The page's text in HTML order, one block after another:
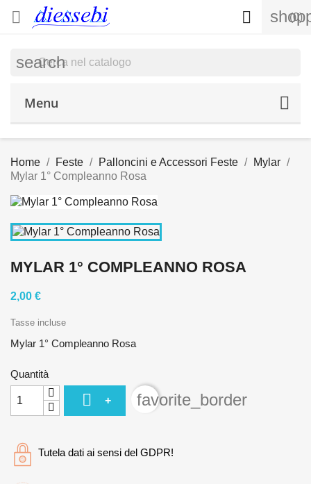
 (0)

search
Menu
Home Feste Palloncini e Accessori Feste
Mylar
Mylar 1° Compleanno Rosa
MYLAR 1° COMPLEANNO ROSA
2,00 €
Tasse incluse
Mylar 1° Compleanno Rosa
Quantità
 + favorite_border
Tutela dati ai sensi del GDPR!